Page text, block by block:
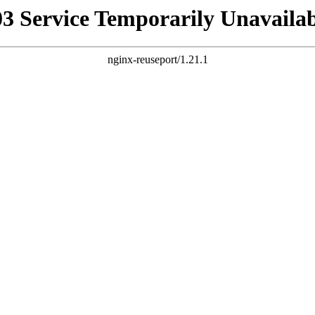
Service Temporarily
nginx-reuseport/1.21.1